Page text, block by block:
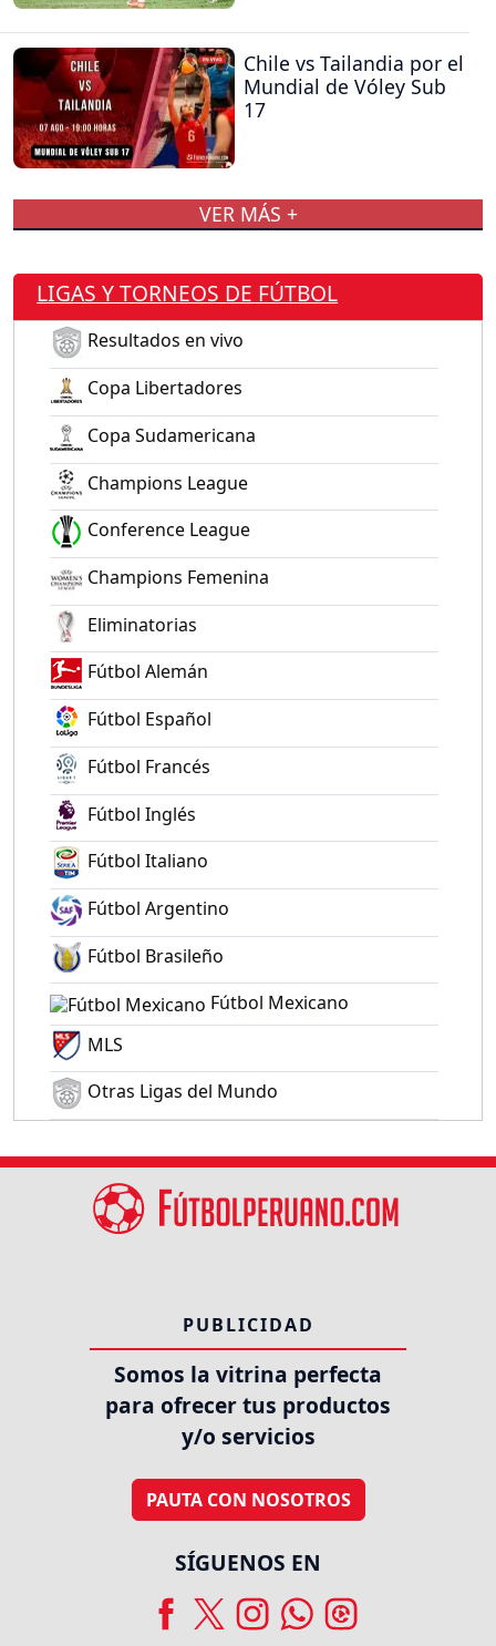
Chile vs Tailandia por el
Mundial de Vóley Sub
17
VER MÁS +
LIGAS Y TORNEOS DE FÚTBOL
Resultados en vivo
Copa Libertadores
Copa Sudamericana
Champions League
Conference League
Champions Femenina
Eliminatorias
Fútbol Alemán
Fútbol Español
Fútbol Francés
Fútbol Inglés
Fútbol Italiano
Fútbol Argentino
Fútbol Brasileño
Fútbol Mexicano
MLS
Otras Ligas del Mundo
PUBLICIDAD
Somos la vitrina perfecta
para ofrecer tus productos
y/o servicios
PAUTA CON NOSOTROS
SÍGUENOS EN